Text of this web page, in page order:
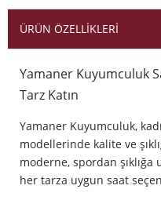
ÜRÜN ÖZELLIKLERI
Yamaner Kuyumculuk
Tarz Katın
Yamaner Kuyumculuk,
modellerinde kalite ve
moderne, spordan
her tarza uygun saat